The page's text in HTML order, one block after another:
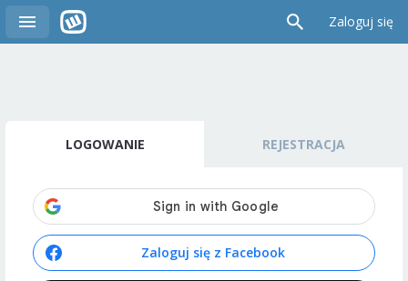
Zaloguj się
LOGOWANIE REJESTRACJA
Zaloguj się z Facebook